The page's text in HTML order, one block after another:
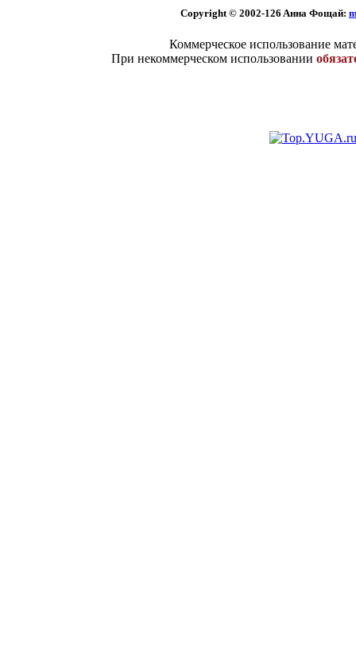
Copyright © 2002-126 Aннa Фoщaй:
Коммерческое использование
При некоммерческом использовании